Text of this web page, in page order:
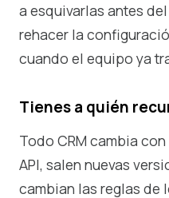
a esquivarlas antes
rehacer la
cuando el equipo ya
Tienes a quién
Todo CRM cambia
API, salen nuevas
cambian las reglas de